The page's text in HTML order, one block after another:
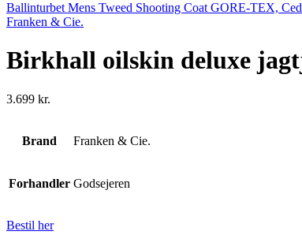
Ballinturbet Mens Tweed Shooting Coat GORE-TEX,
Franken & Cie.
Birkhall oilskin deluxe
3.699 kr.
Brand Franken & Cie.
Forhandler Godsejeren
Bestil her